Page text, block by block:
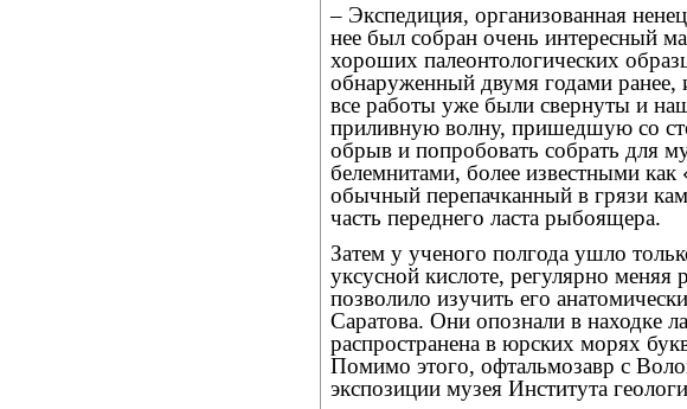
– Экспедиция, организованная
нее был собран очень интересный
хороших палеонтологических
обнаруженный двумя годами ранее,
все работы уже были свернуты и
приливную волну, пришедшую со
обрыв и попробовать собрать для
белемнитами, более известными
обычный перепачканный в грязи
часть переднего ласта рыбоящера.
Затем у ученого полгода ушло
уксусной кислоте, регулярно меняя
позволило изучить его
Саратова. Они опознали в находке
распространена в юрских морях
Помимо этого, офтальмозавр с
экспозиции музея Института